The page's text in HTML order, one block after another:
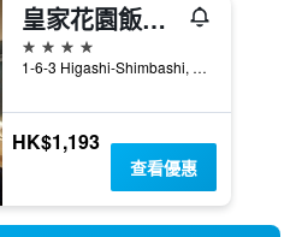
皇家花園飯店the汐留
4星級
1-6-3 Higashi-Shimbashi, Minato-ku, 東京, 日本
HK$1,193
查看優惠